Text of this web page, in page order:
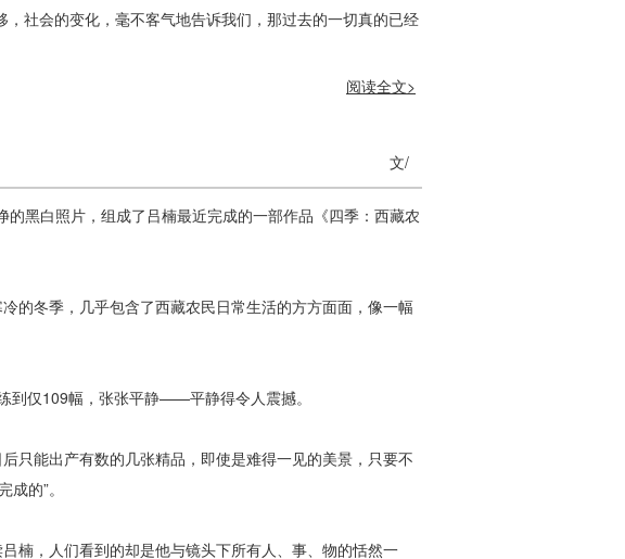
社会的变化，毫不客气地告诉我们，那过去的一切真的已经
阅读全文>
文/
黑白照片，组成了吕楠最近完成的一部作品《四季：西藏农
冬季，几乎包含了西藏农民日常生活的方方面面，像一幅
仅109幅，张张平静——平静得令人震撼。
能出产有数的几张精品，即使是难得一见的美景，只要不
的”。
楠，人们看到的却是他与镜头下所有人、事、物的恬然一